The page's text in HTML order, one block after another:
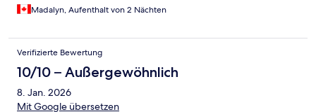
Madalyn, Aufenthalt von 2 Nächten
Verifizierte Bewertung
10/10 – Außergewöhnlich
8. Jan. 2026
Mit Google übersetzen